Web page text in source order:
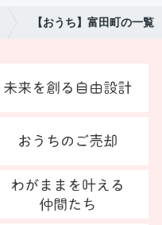
【おうち】富田町の一覧